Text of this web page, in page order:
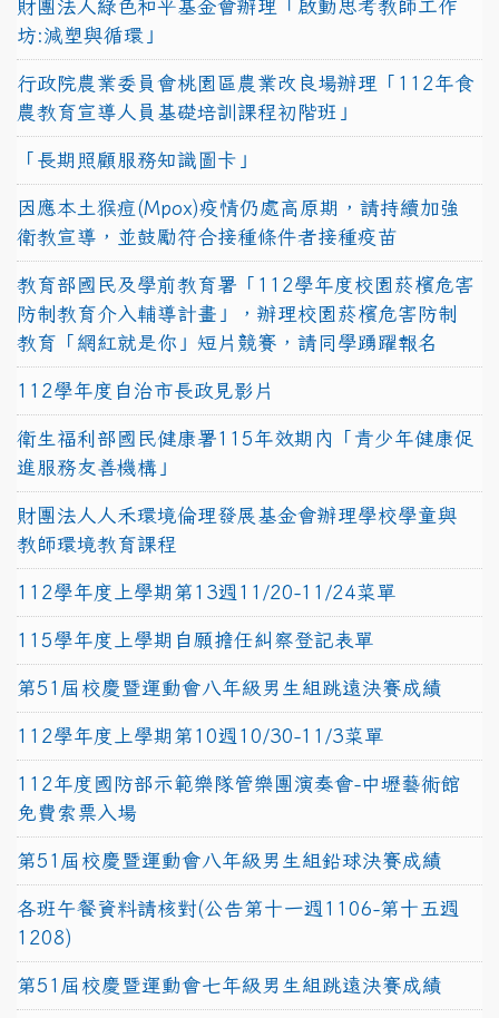
財團法人綠色和平基金會辦理「啟動思考教師工作
坊:減塑與循環」
行政院農業委員會桃園區農業改良場辦理「112年食
農教育宣導人員基礎培訓課程初階班」
「長期照顧服務知識圖卡」
因應本土猴痘(Mpox)疫情仍處高原期，請持續加強
衛教宣導，並鼓勵符合接種條件者接種疫苗
教育部國民及學前教育署「112學年度校園菸檳危害
防制教育介入輔導計畫」，辦理校園菸檳危害防制
教育「網紅就是你」短片競賽，請同學踴躍報名
112學年度自治市長政見影片
衛生福利部國民健康署115年效期內「青少年健康促
進服務友善機構」
財團法人人禾環境倫理發展基金會辦理學校學童與
教師環境教育課程
112學年度上學期第13週11/20-11/24菜單
115學年度上學期自願擔任糾察登記表單
第51屆校慶暨運動會八年級男生組跳遠決賽成績
112學年度上學期第10週10/30-11/3菜單
112年度國防部示範樂隊管樂團演奏會-中壢藝術館
免費索票入場
第51屆校慶暨運動會八年級男生組鉛球決賽成績
各班午餐資料請核對(公告第十一週1106-第十五週
1208)
第51屆校慶暨運動會七年級男生組跳遠決賽成績